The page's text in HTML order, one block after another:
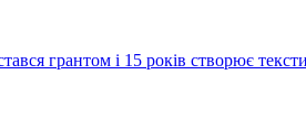
грантом і 15 років створює